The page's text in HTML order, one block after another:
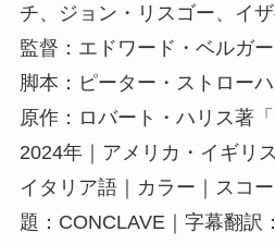
チ、ジョン・リスゴー、イ
監督：エドワード・ベルガー
脚本：ピーター・ストロー
原作：ロバート・ハリス著「
2024年｜アメリカ・イギリ
イタリア語｜カラー｜スコ
題：CONCLAVE｜字幕翻訳